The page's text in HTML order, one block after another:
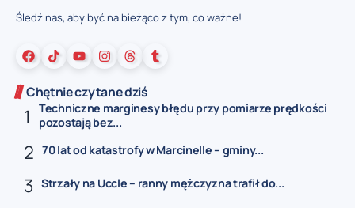
Śledź nas, aby być na bieżąco z tym, co ważne!
Chętnie czytane dziś
Techniczne marginesy błędu przy pomiarze prędkości
pozostają bez...
70 lat od katastrofy w Marcinelle – gminy...
Strzały na Uccle – ranny mężczyzna trafił do...